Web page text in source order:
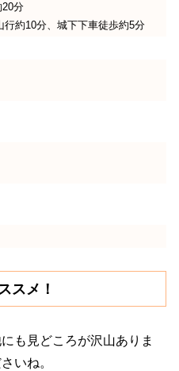
20分
約10分、城下下車徒歩約5分
スメ！
も見どころが沢山ありま
いね。